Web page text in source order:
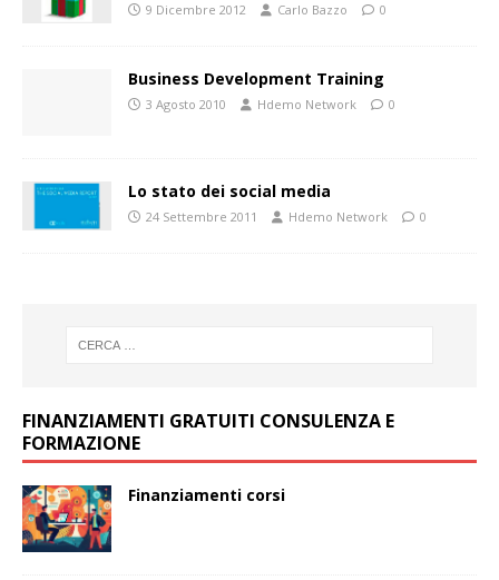
9 Dicembre 2012 Carlo Bazzo 0
Business Development Training
3 Agosto 2010 Hdemo Network 0
Lo stato dei social media
24 Settembre 2011 Hdemo Network 0
FINANZIAMENTI GRATUITI CONSULENZA E
FORMAZIONE
Finanziamenti corsi